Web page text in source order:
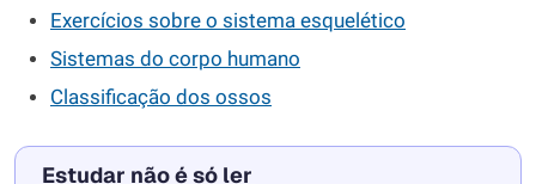
Exercícios sobre o sistema esquelético
Sistemas do corpo humano
Classificação dos ossos
Estudar não é só ler